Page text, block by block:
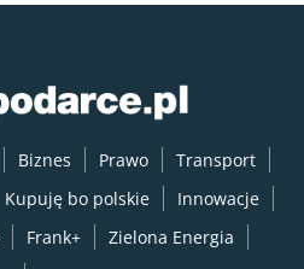
Biznes Prawo
Transport
Kupuję bo polskie
Innowacje
Frank+
Zielona Energia